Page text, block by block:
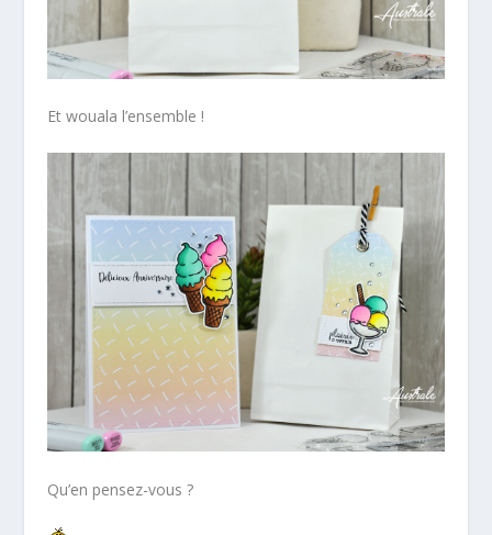
Et wouala l’ensemble !
Qu’en pensez-vous ?